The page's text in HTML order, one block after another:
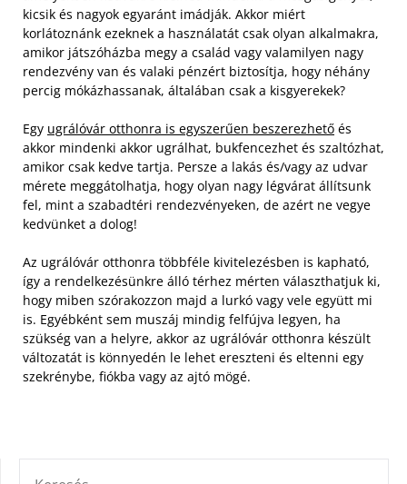
kicsik és nagyok egyaránt imádják. Akkor miért
korlátoznánk ezeknek a használatát csak olyan alkalmakra,
amikor játszóházba megy a család vagy valamilyen nagy
rendezvény van és valaki pénzért biztosítja, hogy néhány
percig mókázhassanak, általában csak a kisgyerekek?
Egy ugrálóvár otthonra is egyszerűen beszerezhető és
akkor mindenki akkor ugrálhat, bukfencezhet és szaltózhat,
amikor csak kedve tartja. Persze a lakás és/vagy az udvar
mérete meggátolhatja, hogy olyan nagy légvárat állítsunk
fel, mint a szabadtéri rendezvényeken, de azért ne vegye
kedvünket a dolog!
Az ugrálóvár otthonra többféle kivitelezésben is kapható,
így a rendelkezésünkre álló térhez mérten választhatjuk ki,
hogy miben szórakozzon majd a lurkó vagy vele együtt mi
is. Egyébként sem muszáj mindig felfújva legyen, ha
szükség van a helyre, akkor az ugrálóvár otthonra készült
változatát is könnyedén le lehet ereszteni és eltenni egy
szekrénybe, fiókba vagy az ajtó mögé.